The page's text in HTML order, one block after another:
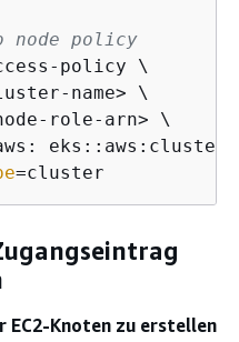
node policy
policy \
name> \
role-arn> \
=cluster
Knoten zu erstellen